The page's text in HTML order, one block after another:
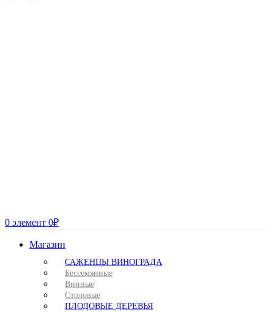
0 элемент 0₽
Магазин
САЖЕНЦЫ ВИНОГРАДА
Бессемянные
Винные
Столовые
ПЛОДОВЫЕ ДЕРЕВЬЯ